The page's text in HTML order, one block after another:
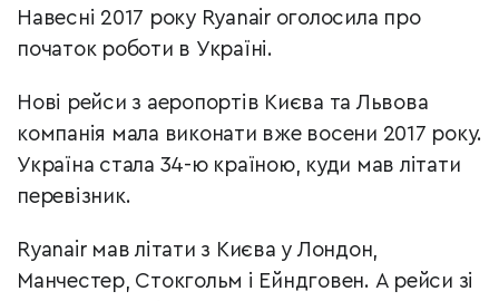
Навесні 2017 року Ryanair оголосила про
початок роботи в Україні.
Нові рейси з аеропортів Києва та Львова
компанія мала виконати вже восени 2017 року.
Україна стала 34-ю країною, куди мав літати
перевізник.
Ryanair мав літати з Києва у Лондон,
Манчестер, Стокгольм і Ейндговен. А рейси зі